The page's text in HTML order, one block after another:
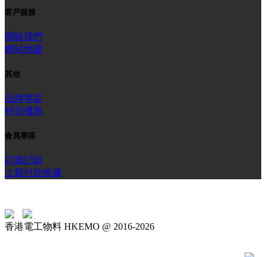
客戶服務
聯絡我們
網站地圖
其他
品牌專區
特別優惠
會員專區
訂購記錄
上載付款收據
香港電工物料 HKEMO @ 2016-2026